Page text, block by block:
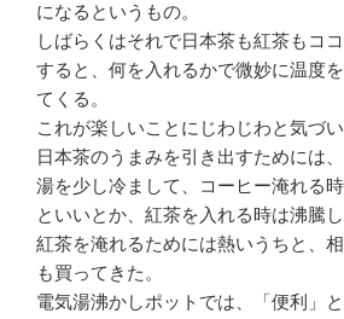
になるというもの。
しばらくはそれで日本茶も紅茶もコ
すると、何を入れるかで微妙に温度
てくる。
これが楽しいことにじわじわと気づい
日本茶のうまみを引き出すためには
湯を少し冷まして、コーヒー淹れる
といいとか、紅茶を入れる時は沸騰し
紅茶を淹れるためには熱いうちと、
も買ってきた。
電気湯沸かしポットでは、「便利」と